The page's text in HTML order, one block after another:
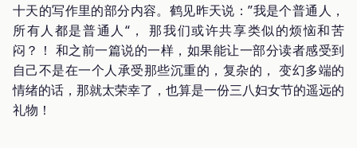
十天的写作里的部分内容。鹤见昨天说：”我是个普通人，
所有人都是普通人“， 那我们或许共享类似的烦恼和苦
闷？！ 和之前一篇说的一样，如果能让一部分读者感受到
自己不是在一个人承受那些沉重的，复杂的， 变幻多端的
情绪的话，那就太荣幸了，也算是一份三八妇女节的遥远的
礼物！